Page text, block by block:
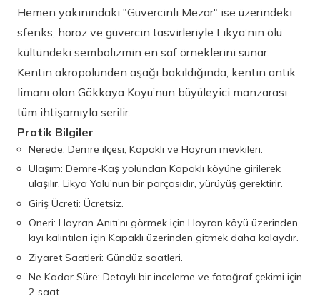
Hemen yakınındaki "Güvercinli Mezar" ise üzerindeki
sfenks, horoz ve güvercin tasvirleriyle Likya’nın ölü
kültündeki sembolizmin en saf örneklerini sunar.
Kentin akropolünden aşağı bakıldığında, kentin antik
limanı olan Gökkaya Koyu’nun büyüleyici manzarası
tüm ihtişamıyla serilir.
Pratik Bilgiler
Nerede: Demre ilçesi, Kapaklı ve Hoyran mevkileri.
Ulaşım: Demre-Kaş yolundan Kapaklı köyüne girilerek
ulaşılır. Likya Yolu’nun bir parçasıdır, yürüyüş gerektirir.
Giriş Ücreti: Ücretsiz.
Öneri: Hoyran Anıtı’nı görmek için Hoyran köyü üzerinden,
kıyı kalıntıları için Kapaklı üzerinden gitmek daha kolaydır.
Ziyaret Saatleri: Gündüz saatleri.
Ne Kadar Süre: Detaylı bir inceleme ve fotoğraf çekimi için
2 saat.